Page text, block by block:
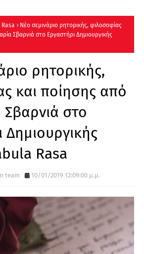
Νέο σεμινάριο ρητορικής, φιλοσοφίας
Σβαρνιά στο Εργαστήρι Δημιουργικής
ρητορικής,
και ποίησης από
στο
Δημιουργικής
Rasa
team 10/01/2019 12:09:00 μ.μ.